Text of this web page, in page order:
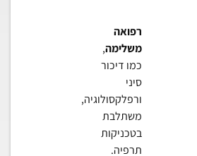
רפואה
משלימה,
כמו דיכור
סיני
ורפלקסולוגיה,
משתלבת
בטכניקות
תרפיה.